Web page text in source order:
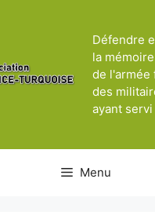
Défendre
la
de l'armée
des
ayant servi
Menu